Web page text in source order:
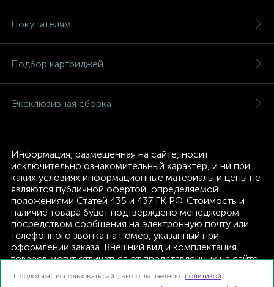
Покупателям
Подбор картриджей
Эксклюзивная сборка
Информация, размещенная на сайте, носит
исключительно ознакомительный характер, и ни при
каких условиях информационные материалы и цены не
являются публичной офертой, определяемой
положениями Статей 435 и 437 ГК РФ. Стоимость и
наличие товара будет подтверждено менеджером
посредством сообщения на электронную почту или
телефонного звонка на номер, указанный при
оформлении заказа. Внешний вид и комплектация
товаров могут отличаться от представленных на сайте.
текущую комплектацию, без дополнительного
Продолжая использовать сайт, вы соглашаетесь с политикой